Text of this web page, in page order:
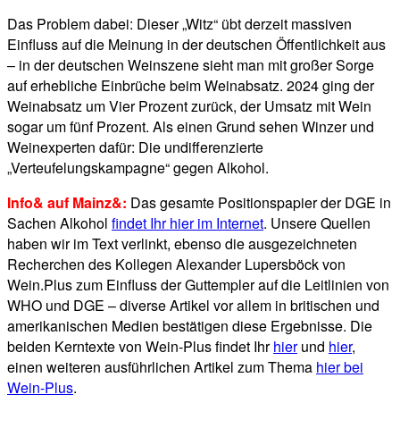
Das Problem dabei: Dieser „Witz“ übt derzeit massiven
Einfluss auf die Meinung in der deutschen Öffentlichkeit aus
– in der deutschen Weinszene sieht man mit großer Sorge
auf erhebliche Einbrüche beim Weinabsatz. 2024 ging der
Weinabsatz um Vier Prozent zurück, der Umsatz mit Wein
sogar um fünf Prozent. Als einen Grund sehen Winzer und
Weinexperten dafür: Die undifferenzierte
„Verteufelungskampagne“ gegen Alkohol.
Info& auf Mainz&: Das gesamte Positionspapier der DGE in
Sachen Alkohol findet Ihr hier im Internet. Unsere Quellen
haben wir im Text verlinkt, ebenso die ausgezeichneten
Recherchen des Kollegen Alexander Lupersböck von
Wein.Plus zum Einfluss der Guttempler auf die Leitlinien von
WHO und DGE – diverse Artikel vor allem in britischen und
amerikanischen Medien bestätigen diese Ergebnisse. Die
beiden Kerntexte von Wein-Plus findet Ihrhierund hier,
einen weiteren ausführlichen Artikel zum Thema hier bei
Wein-Plus.